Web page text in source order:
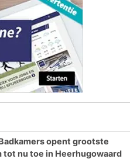
opent grootste
tot nu toe in Heerhugowaard